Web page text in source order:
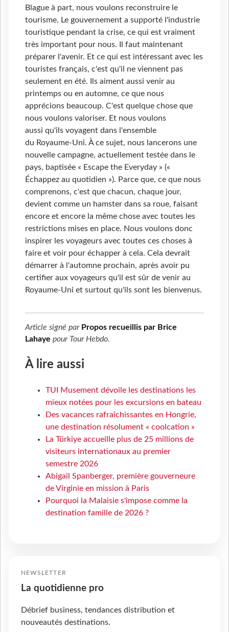
Blague à part, nous voulons reconstruire le
tourisme. Le gouvernement a supporté l'industrie
touristique pendant la crise, ce qui est vraiment
très important pour nous. Il faut maintenant
préparer l'avenir. Et ce qui est intéressant avec les
touristes français, c'est qu'il ne viennent pas
seulement en été. Ils aiment aussi venir au
printemps ou en automne, ce que nous
apprécions beaucoup. C'est quelque chose que
nous voulons valoriser. Et nous voulons
aussi qu'ils voyagent dans l'ensemble
du Royaume-Uni. À ce sujet, nous lancerons une
nouvelle campagne, actuellement testée dans le
pays, baptisée « Escape the Everyday » («
Échappez au quotidien »). Parce que, ce que nous
comprenons, c'est que chacun, chaque jour,
devient comme un hamster dans sa roue, faisant
encore et encore la même chose avec toutes les
restrictions mises en place. Nous voulons donc
inspirer les voyageurs avec toutes ces choses à
faire et voir pour échapper à cela. Cela devrait
démarrer à l'automne prochain, après avoir pu
certifier aux voyageurs qu'il est sûr de venir au
Royaume-Uni et surtout qu'ils sont les bienvenus.
Article signé par Propos recueillis par Brice
Lahaye pour Tour Hebdo.
À lire aussi
TUI Musement dévoile les destinations les
mieux notées pour les excursions en bateau
Des vacances rafraîchissantes en Hongrie,
une destination résolument « coolcation »
La Türkiye accueille plus de 25 millions de
visiteurs internationaux au premier
semestre 2026
Abigail Spanberger, première gouverneure
de Virginie en mission à Paris
Pourquoi la Malaisie s'impose comme la
destination famille de 2026 ?
NEWSLETTER
La quotidienne pro
Débrief business, tendances distribution et
nouveautés destinations.